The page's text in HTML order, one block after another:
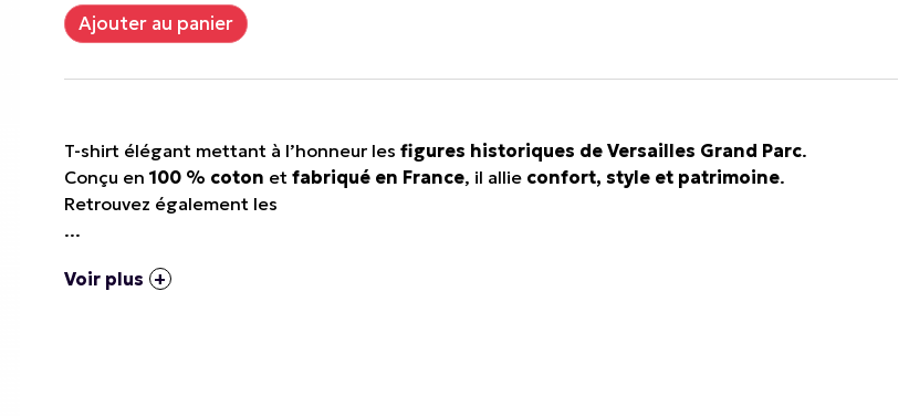
T-shirt élégant mettant à l’honneur les figures historiques de Versailles Grand Parc.
Conçu en 100 % coton et fabriqué en France, il allie confort, style et patrimoine.
Retrouvez également les
...
Voir plus